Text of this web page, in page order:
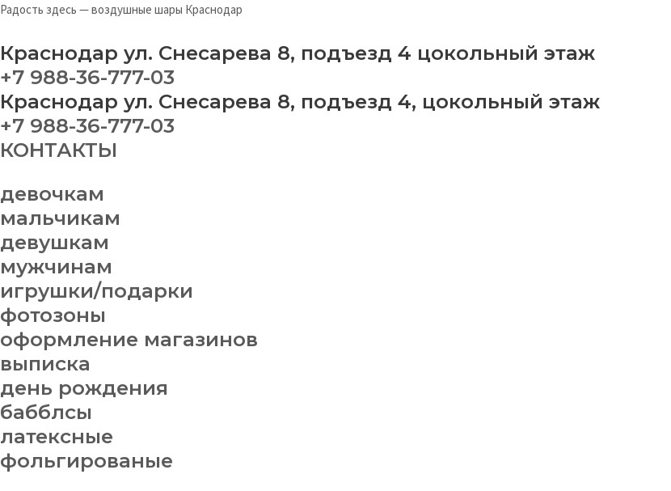
Перейти
содержимому
Радость здесь — воздушные шары Краснодар
Краснодар ул. Снесарева 8, подъезд 4 цокольный этаж
+7 988-36-777-03
Краснодар ул. Снесарева 8, подъезд 4, цокольный этаж
+7 988-36-777-03
КОНТАКТЫ
девочкам
мальчикам
девушкам
мужчинам
игрушки/подарки
фотозоны
оформление магазинов
выписка
день рождения
бабблсы
латексные
фольгированые
Меню
до
обратно"